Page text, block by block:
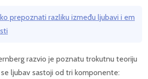
prepoznati razliku između ljubavi i em
razvio je poznatu trokutnu teoriju
ljubav sastoji od tri komponente: